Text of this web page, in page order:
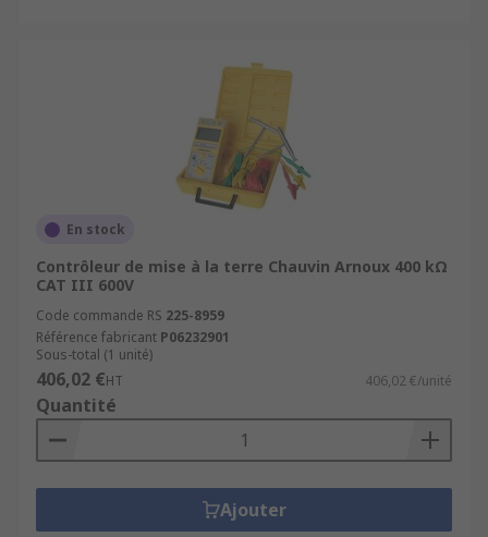
En stock
Contrôleur de mise à la terre Chauvin Arnoux 400 kΩ
CAT III 600V
Code commande RS 225-8959
Référence fabricant P06232901
Sous-total (1 unité)
406,02 €HT 406,02 €/unité
Quantité
Ajouter